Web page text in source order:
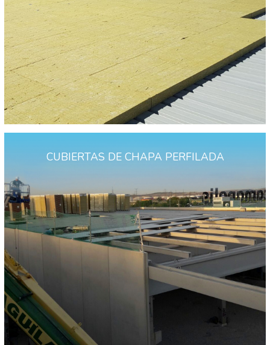
CUBIERTAS DE CHAPA PERFILADA